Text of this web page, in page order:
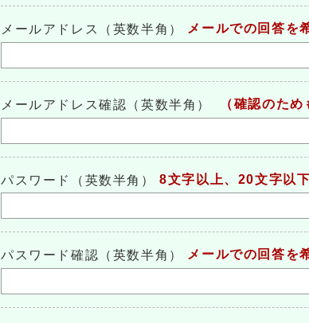
メールアドレス（英数半角） メールでの回答を
メールアドレス確認（英数半角） （確認のた
パスワード（英数半角） 8文字以上、20文字以
パスワード確認（英数半角） メールでの回答を